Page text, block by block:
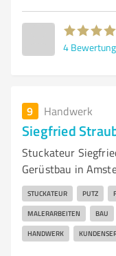
4
9 Handwerk
Siegfried
Stuckateur
Gerüstbau in
STUCKATEUR PUTZ
MALERARBEITEN BAU
HANDWERK